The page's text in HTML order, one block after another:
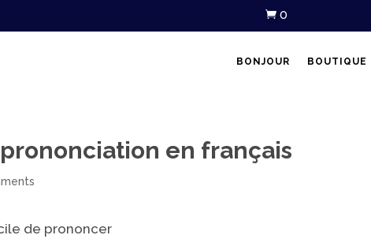
 0
BONJOUR BOUTIQUE
en français
de prononcer